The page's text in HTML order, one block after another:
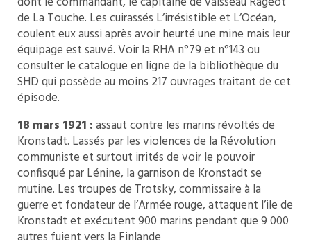
de La Touche. Les cuirassés L’irrésistible et L’Océan,
coulent eux aussi après avoir heurté une mine mais leur
équipage est sauvé. Voir la RHA n°79 et n°143 ou
consulter le catalogue en ligne de la bibliothèque du
SHD qui possède au moins 217 ouvrages traitant de cet
épisode.
18 mars 1921 :assaut contre les marins révoltés de
Kronstadt. Lassés par les violences de la Révolution
communiste et surtout irrités de voir le pouvoir
confisqué par Lénine, la garnison de Kronstadt se
mutine. Les troupes de Trotsky, commissaire à la
guerre et fondateur de l’Armée rouge, attaquent l’ile de
Kronstadt et exécutent 900 marins pendant que 9 000
autres fuient vers la Finlande